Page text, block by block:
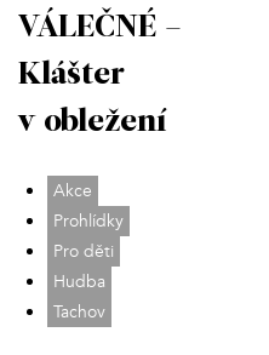
VÁLEČNÉ –
Klášter
v obležení
Akce
Prohlídky
Pro děti
Hudba
Tachov